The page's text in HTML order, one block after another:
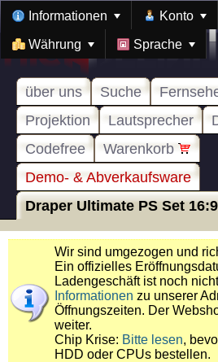
Informationen Konto
Währung Sprache
über uns Suche
Projektion
Lautsprecher
Codefree
Warenkorb
Demo- & Abverkaufsware
Draper Ultimate PS Set
Wir sind umgezogen und
Ein offizielles
Ladengeschäft ist noch
Informationen zu unserer
Öffnungszeiten. Der
weiter.
Chip Krise: Bitte lesen,
HDD oder CPUs bestellen.